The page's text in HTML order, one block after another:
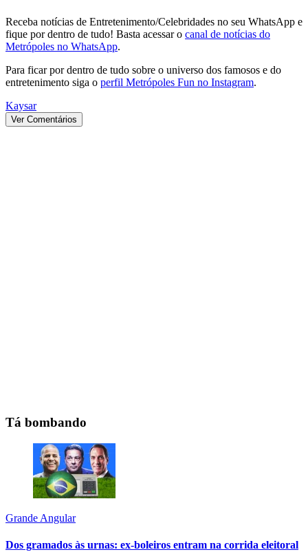
Receba notícias de Entretenimento/Celebridades no seu WhatsApp e
fique por dentro de tudo! Basta acessar o canal de notícias do
Metrópoles no WhatsApp.
Para ficar por dentro de tudo sobre o universo dos famosos e do
entretenimento siga o perfil Metrópoles Fun no Instagram.
Kaysar
Ver Comentários
Tá bombando
Grande Angular
Dos gramados às urnas: ex-boleiros entram na corrida eleitoral